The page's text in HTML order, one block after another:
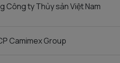
Công ty Thủy sản Việt Nam
Camimex Group